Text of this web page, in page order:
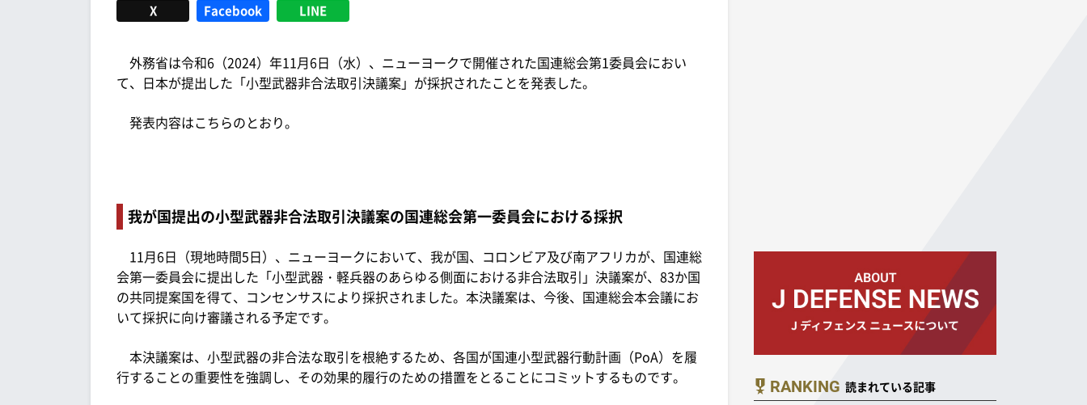
X Facebook LINE
外務省は令和6（2024）年11月6日（水）、ニューヨークで開催された国連総会第1委員会におい
て、日本が提出した「小型武器非合法取引決議案」が採択されたことを発表した。
発表内容はこちらのとおり。
我が国提出の小型武器非合法取引決議案の国連総会第一委員会における採択
11月6日（現地時間5日）、ニューヨークにおいて、我が国、コロンビア及び南アフリカが、国連総
会第一委員会に提出した「小型武器・軽兵器のあらゆる側面における非合法取引」決議案が、83か国
の共同提案国を得て、コンセンサスにより採択されました。本決議案は、今後、国連総会本会議にお
いて採択に向け審議される予定です。
本決議案は、小型武器の非合法な取引を根絶するため、各国が国連小型武器行動計画（PoA）を履
行することの重要性を強調し、その効果的履行のための措置をとることにコミットするものです。
RANKING 読まれている記事